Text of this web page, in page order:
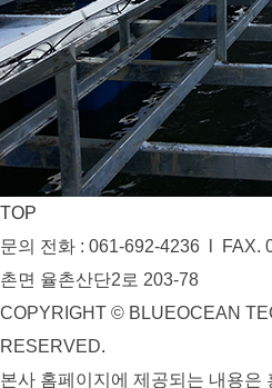
TOP
문의 전화 : 061-692-4236 l FAX.
촌면 율촌산단2로 203-78
COPYRIGHT © BLUEOCEAN
RESERVED.
본사 홈페이지에 제공되는 내용은